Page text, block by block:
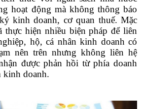
hoạt động mà không thông báo
kinh doanh, cơ quan thuế. Mặc
thực hiện nhiều biện pháp để liên
hộ, cá nhân kinh doanh có
nên trên nhưng không liên hệ
được phản hồi từ phía doanh
kinh doanh.